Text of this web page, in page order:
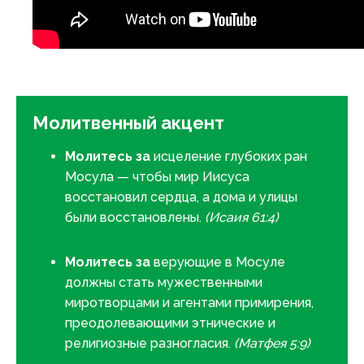
Молитвенный акцент
Молитесь за исцеление глубоких ран
Мосула — чтобы мир Иисуса
восстановил сердца, а дома и улицы
были восстановлены. (Исаия 61:4)
Молитесь за верующие в Мосуле
должны стать мужественными
миротворцами и агентами примирения,
преодолевающими этнические и
религиозные разногласия. (Матфея 5:9)